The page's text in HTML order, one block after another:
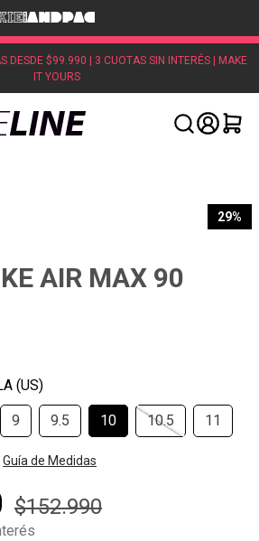
DESDE $99.990 | 3 CUOTAS SIN INTERÉS | MAKE
IT YOURS
29%
AIR MAX 90
9 9.5 10 10.5 11
Guía de Medidas
$152.990